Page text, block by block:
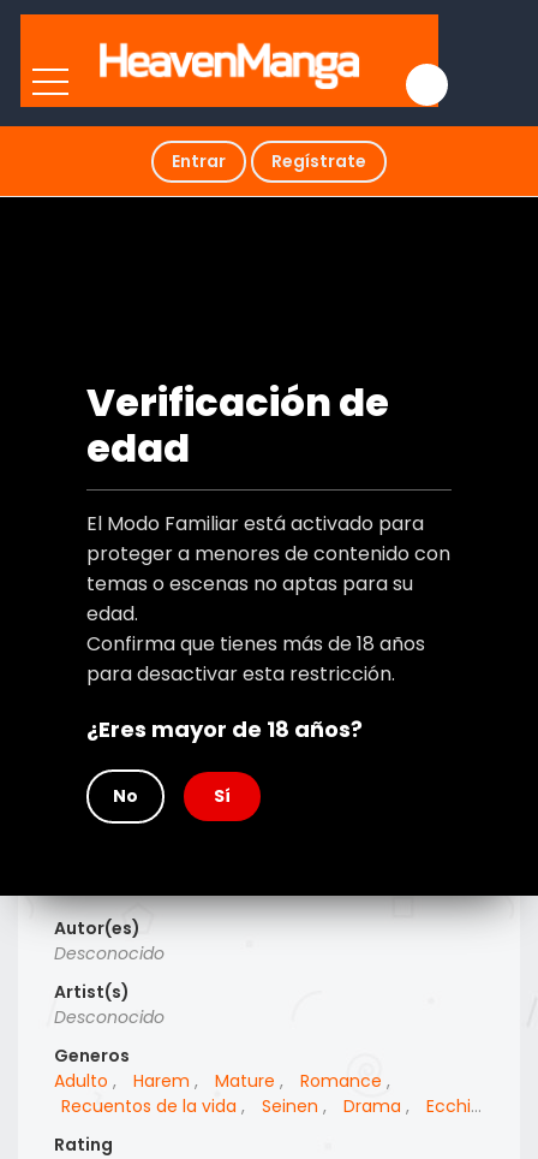
Entrar Regístrate
Verificación de
edad
El Modo Familiar está activado para
proteger a menores de contenido con
temas o escenas no aptas para su
edad.
Confirma que tienes más de 18 años
para desactivar esta restricción.
¿Eres mayor de 18 años?
No Sí
Type
Manhwa
Desconocido
Autor(es)
Desconocido
Artist(s)
Desconocido
Generos
Adulto , Harem , Mature , Romance ,
Recuentos de la vida , Seinen , Drama , Ecchi ,
Comedia
Rating